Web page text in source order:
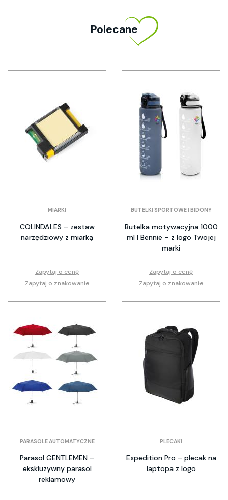
Polecane
MIARKI
COLINDALES – zestaw
narzędziowy z miarką
Zapytaj o cenę
Zapytaj o znakowanie
BUTELKI SPORTOWE I BIDONY
Butelka motywacyjna 1000
ml | Bennie – z logo Twojej
marki
Zapytaj o cenę
Zapytaj o znakowanie
PARASOLE AUTOMATYCZNE
Parasol GENTLEMEN –
ekskluzywny parasol
reklamowy
PLECAKI
Expedition Pro – plecak na
laptopa z logo